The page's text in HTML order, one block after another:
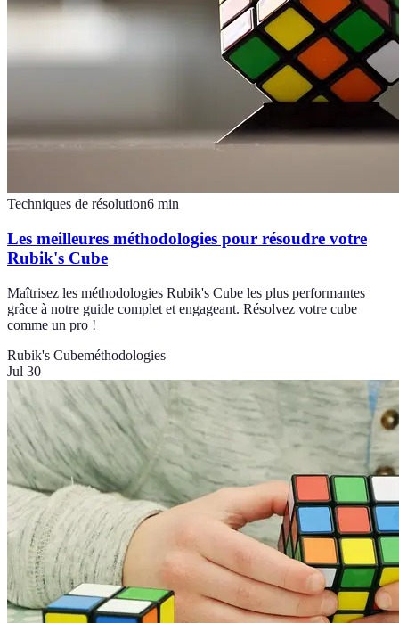
Techniques de résolution6 min
Les meilleures méthodologies pour résoudre votre
Rubik's Cube
Maîtrisez les méthodologies Rubik's Cube les plus performantes
grâce à notre guide complet et engageant. Résolvez votre cube
comme un pro !
Rubik's Cubeméthodologies
Jul 30